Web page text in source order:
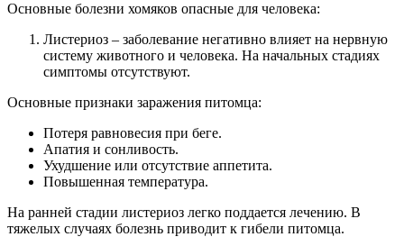
Основные болезни хомяков опасные для человека:
Листериоз – заболевание негативно влияет на нервную
систему животного и человека. На начальных стадиях
симптомы отсутствуют.
Основные признаки заражения питомца:
Потеря равновесия при беге.
Апатия и сонливость.
Ухудшение или отсутствие аппетита.
Повышенная температура.
На ранней стадии листериоз легко поддается лечению. В
тяжелых случаях болезнь приводит к гибели питомца.